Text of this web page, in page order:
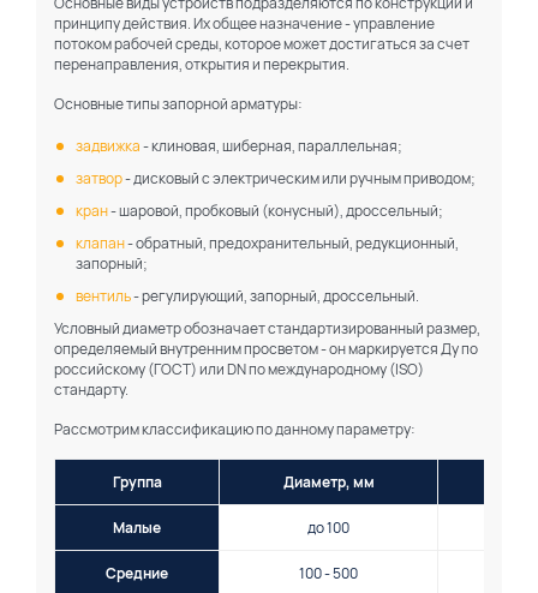
принципу действия. Их общее назначение - управление
потоком рабочей среды, которое может достигаться за счет
перенаправления, открытия и перекрытия.
Основные типы запорной арматуры:
задвижка- клиновая, шиберная, параллельная;
затвор- дисковый с электрическим или ручным приводом;
кран- шаровой, пробковый (конусный), дроссельный;
клапан- обратный, предохранительный, редукционный,
запорный;
вентиль- регулирующий, запорный, дроссельный.
Условный диаметр обозначает стандартизированный размер,
определяемый внутренним просветом - он маркируется Ду по
российскому (ГОСТ) или DN по международному (ISO)
стандарту.
Рассмотрим классификацию по данному параметру:
Группа Диаметр, мм
Малые до 100
Средние 100 - 500